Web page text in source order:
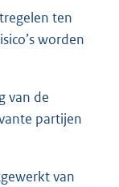
ten
worden
van de
partijen
van